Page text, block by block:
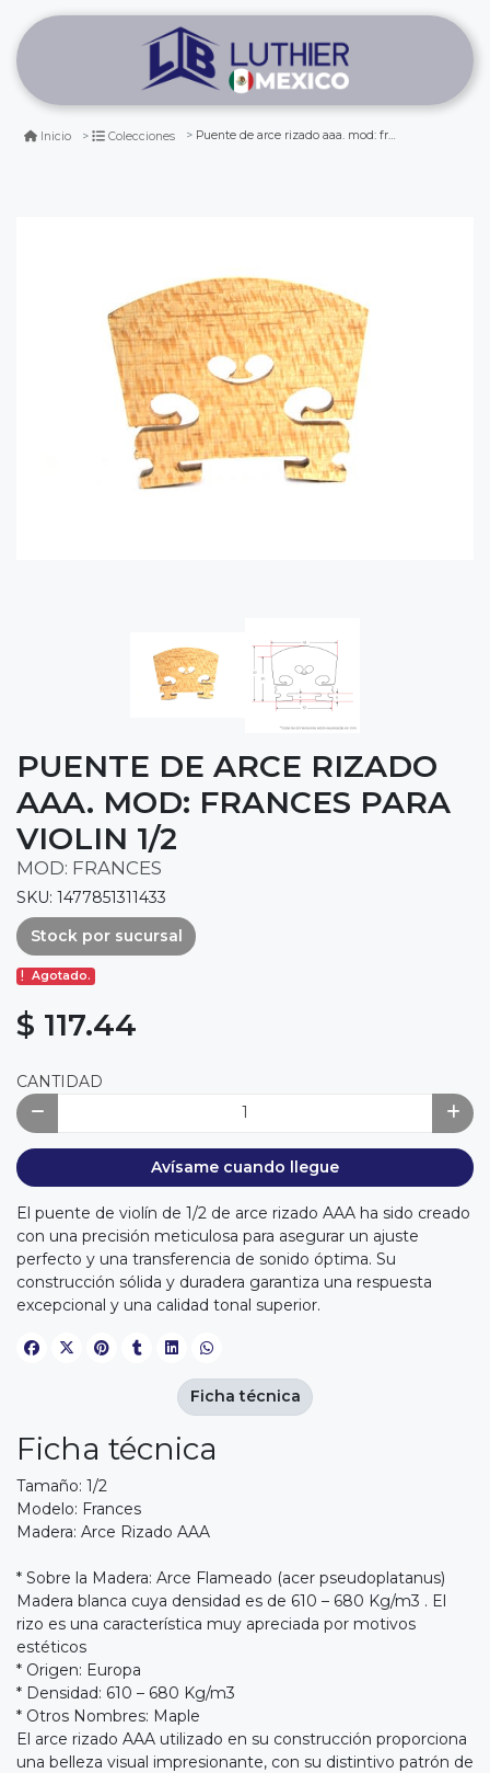
Inicio Colecciones Puente de arce rizado aaa. mod: frances para violin 1/2
PUENTE DE ARCE RIZADO
AAA. MOD: FRANCES PARA
VIOLIN 1/2
MOD: FRANCES
SKU: 1477851311433
Stock por sucursal
Agotado.
$ 117.44
CANTIDAD
Avísame cuando llegue
El puente de violín de 1/2 de arce rizado AAA ha sido creado
con una precisión meticulosa para asegurar un ajuste
perfecto y una transferencia de sonido óptima. Su
construcción sólida y duradera garantiza una respuesta
excepcional y una calidad tonal superior.
Ficha técnica
Tamaño: 1/2
Modelo: Frances
Madera: Arce Rizado AAA
* Sobre la Madera: Arce Flameado (acer pseudoplatanus)
Madera blanca cuya densidad es de 610 – 680 Kg/m3 . El
rizo es una característica muy apreciada por motivos
estéticos
* Origen: Europa
* Densidad: 610 – 680 Kg/m3
* Otros Nombres: Maple
El arce rizado AAA utilizado en su construcción proporciona
una belleza visual impresionante, con su distintivo patrón de
Ficha técnica